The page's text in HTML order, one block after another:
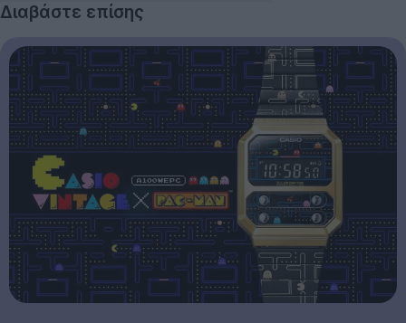
Διαβάστε επίσης